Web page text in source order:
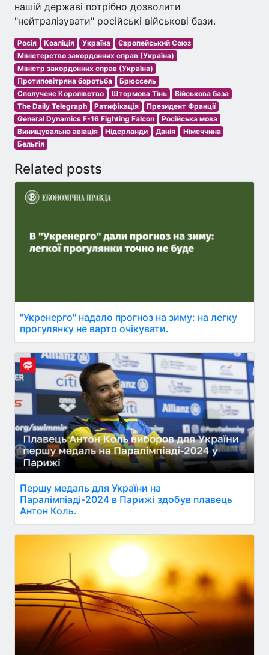
нашій державі потрібно дозволити
"нейтралізувати" російські військові бази.
Росія Коаліція Україна
Європейський Союз
Міністерство закордонних справ (Україна)
Міністр закордонних справ (Україна)
Протиповітряна боротьба
Брюссель
Сполучене Королівство
Штормова Тінь
Військова база
The Daily Telegraph
Ратифікація
Президент Франції
General Dynamics F-16 Fighting Falcon
Російська мова
Винищувальна авіація
Нідерланди Данія
Німеччина
Бельгія
Related posts
"Укренерго" надало прогноз на зиму: на легку
прогулянку не варто очікувати.
Першу медаль для України на
Паралімпіаді-2024 в Парижі здобув плавець
Антон Коль.